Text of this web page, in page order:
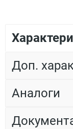
Доп.
Аналоги